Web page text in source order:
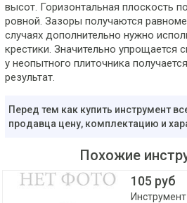
высот. Горизонтальная плоскость
ровной. Зазоры получаются
случаях дополнительно нужно
крестики. Значительно упрощается
у неопытного плиточника
результат.
Перед тем как купить инструмент
продавца цену, комплектацию и
Похожие
105 руб